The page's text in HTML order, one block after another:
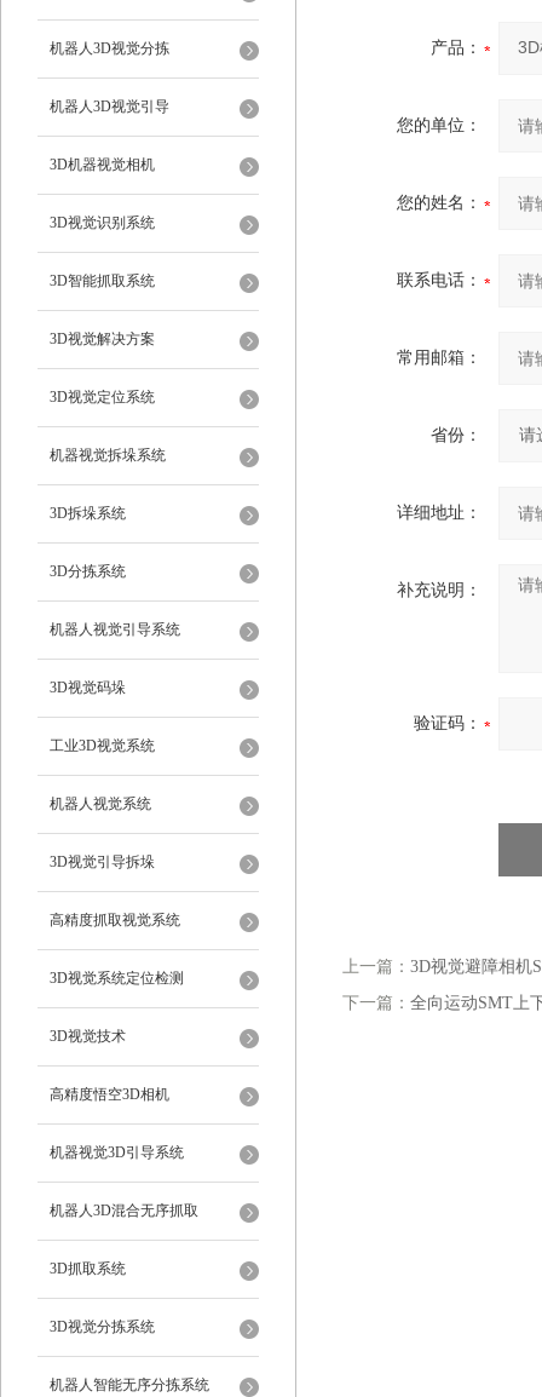
机器人3D视觉分拣
机器人3D视觉引导
3D机器视觉相机
3D视觉识别系统
3D智能抓取系统
3D视觉解决方案
3D视觉定位系统
机器视觉拆垛系统
3D拆垛系统
3D分拣系统
机器人视觉引导系统
3D视觉码垛
工业3D视觉系统
机器人视觉系统
3D视觉引导拆垛
高精度抓取视觉系统
3D视觉系统定位检测
3D视觉技术
高精度悟空3D相机
机器视觉3D引导系统
机器人3D混合无序抓取
3D抓取系统
3D视觉分拣系统
机器人智能无序分拣系统
产品：
您的单位：
您的姓名：
联系电话：
常用邮箱：
省份：
详细地址：
补充说明：
验证码：
上一篇： 3D视觉避障相机
下一篇： 全向运动SMT上